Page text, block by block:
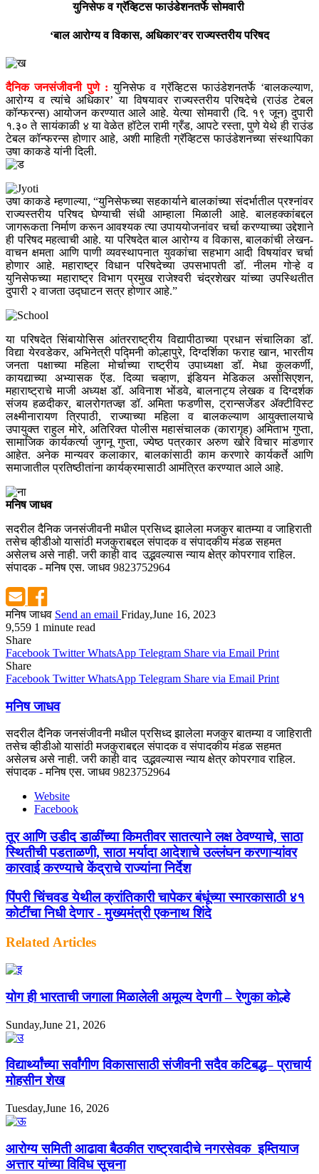
युनिसेफ व ग्रॅव्हिटस फाउंडेशनतर्फे सोमवारी
‘बाल आरोग्य व विकास, अधिकार’वर राज्यस्तरीय परिषद
दैनिक जनसंजीवनी पुणे : युनिसेफ व ग्रॅव्हिटस फाउंडेशनतर्फे ‘बालकल्याण,
आरोग्य व त्यांचे अधिकार’ या विषयावर राज्यस्तरीय परिषदेचे (राउंड टेबल
कॉन्फरन्स) आयोजन करण्यात आले आहे. येत्या सोमवारी (दि. १९ जून) दुपारी
१.३० ते सायंकाळी ४ या वेळेत हॉटेल रामी ग्रँड, आपटे रस्ता, पुणे येथे ही राउंड
टेबल कॉन्फरन्स होणार आहे, अशी माहिती ग्रॅव्हिटस फाउंडेशनच्या संस्थापिका
उषा काकडे यांनी दिली.
उषा काकडे म्हणाल्या, “युनिसेफच्या सहकार्याने बालकांच्या संदर्भातील प्रश्नांवर
राज्यस्तरीय परिषद घेण्याची संधी आम्हाला मिळाली आहे. बालहक्कांबद्दल
जागरूकता निर्माण करून आवश्यक त्या उपाययोजनांवर चर्चा करण्याच्या उद्देशाने
ही परिषद महत्वाची आहे. या परिषदेत बाल आरोग्य व विकास, बालकांची लेखन-
वाचन क्षमता आणि पाणी व्यवस्थापनात युवकांचा सहभाग आदी विषयांवर चर्चा
होणार आहे. महाराष्ट्र विधान परिषदेच्या उपसभापती डॉ. नीलम गोऱ्हे व
युनिसेफच्या महाराष्ट्र विभाग प्रमुख राजेश्वरी चंद्रशेखर यांच्या उपस्थितीत
दुपारी २ वाजता उद्घाटन सत्र होणार आहे.”
या परिषदेत सिंबायोसिस आंतरराष्ट्रीय विद्यापीठाच्या प्रधान संचालिका डॉ.
विद्या येरवडेकर, अभिनेत्री पद्मिनी कोल्हापुरे, दिग्दर्शिका फराह खान, भारतीय
जनता पक्षाच्या महिला मोर्चाच्या राष्ट्रीय उपाध्यक्षा डॉ. मेधा कुलकर्णी,
कायद्याच्या अभ्यासक ऍड. दिव्या चव्हाण, इंडियन मेडिकल असोसिएशन,
महाराष्ट्राचे माजी अध्यक्ष डॉ. अविनाश भोंडवे, बालनाट्य लेखक व दिग्दर्शक
संजय हळदीकर, बालरोगतज्ज्ञ डॉ. अमिता फडणीस, ट्रान्सजेंडर ॲक्टीविस्ट
लक्ष्मीनारायण त्रिपाठी, राज्याच्या महिला व बालकल्याण आयुक्तालयाचे
उपायुक्त राहुल मोरे, अतिरिक्त पोलीस महासंचालक (कारागृह) अमिताभ गुप्ता,
सामाजिक कार्यकर्त्या जुगनू गुप्ता, ज्येष्ठ पत्रकार अरुण खोरे विचार मांडणार
आहेत. अनेक मान्यवर कलाकार, बालकांसाठी काम करणारे कार्यकर्ते आणि
समाजातील प्रतिष्ठीतांना कार्यक्रमासाठी आमंत्रित करण्यात आले आहे.
मनिष जाधव
सदरील दैनिक जनसंजीवनी मधील प्रसिध्द झालेला मजकुर बातम्या व जाहिराती
तसेच व्हीडीओ यासांठी मजकुराबद्दल संपादक व संपादकीय मंडळ सहमत
असेलच असे नाही. जरी काही वाद उद्भवल्यास न्याय क्षेत्र कोपरगाव राहिल.
संपादक - मनिष एस. जाधव 9823752964
मनिष जाधव Send an email Friday,June 16, 2023
9,559 1 minute read
Share
Facebook Twitter WhatsApp Telegram Share via Email Print
Share
Facebook Twitter WhatsApp Telegram Share via Email Print
मनिष जाधव
सदरील दैनिक जनसंजीवनी मधील प्रसिध्द झालेला मजकुर बातम्या व जाहिराती
तसेच व्हीडीओ यासांठी मजकुराबद्दल संपादक व संपादकीय मंडळ सहमत
असेलच असे नाही. जरी काही वाद उद्भवल्यास न्याय क्षेत्र कोपरगाव राहिल.
संपादक - मनिष एस. जाधव 9823752964
Website
Facebook
तूर आणि उडीद डाळींच्या किमतीवर सातत्याने लक्ष ठेवण्याचे, साठा
स्थितीची पडताळणी, साठा मर्यादा आदेशाचे उल्लंघन करणाऱ्यांवर
कारवाई करण्याचे केंद्राचे राज्यांना निर्देश
पिंपरी चिंचवड येथील क्रांतिकारी चापेकर बंधूंच्या स्मारकासाठी ४१
कोटींचा निधी देणार - मुख्यमंत्री एकनाथ शिंदे
Related Articles
योग ही भारताची जगाला मिळालेली अमूल्य देणगी – रेणुका कोल्हे
Sunday,June 21, 2026
विद्यार्थ्यांच्या सर्वांगीण विकासासाठी संजीवनी सदैव कटिबद्ध– प्राचार्य
मोहसीन शेख
Tuesday,June 16, 2026
आरोग्य समिती आढावा बैठकीत राष्ट्रवादीचे नगरसेवक इम्तियाज
अत्तार यांच्या विविध सूचना